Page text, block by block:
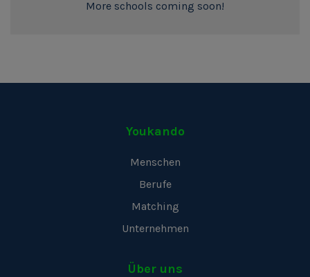
More schools coming soon!
Youkando
Menschen
Berufe
Matching
Unternehmen
Über uns